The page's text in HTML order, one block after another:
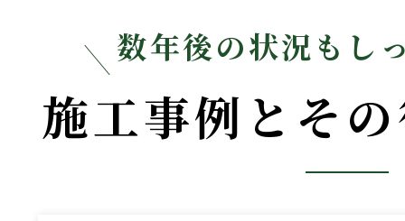
数年後の状況もし
施工事例とそ